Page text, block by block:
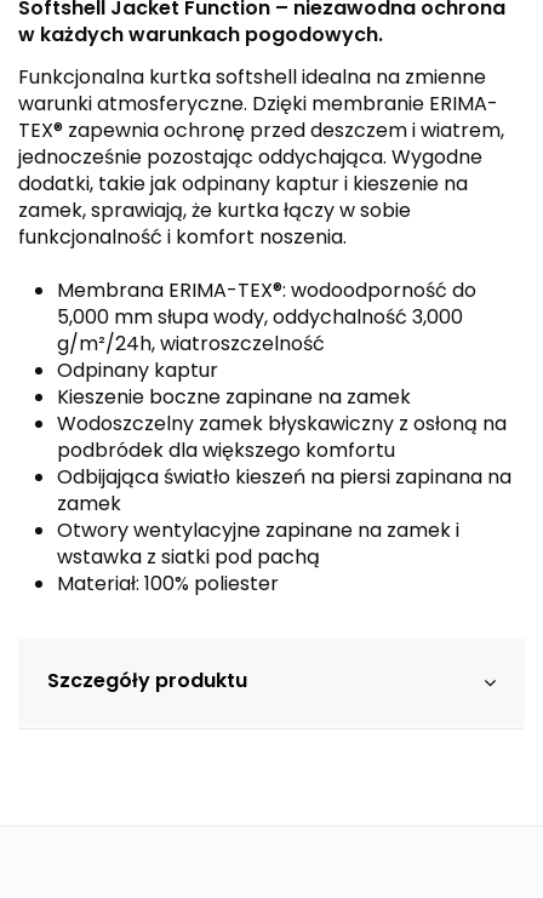
Softshell Jacket Function – niezawodna ochrona
w każdych warunkach pogodowych.
Funkcjonalna kurtka softshell idealna na zmienne
warunki atmosferyczne. Dzięki membranie ERIMA-
TEX® zapewnia ochronę przed deszczem i wiatrem,
jednocześnie pozostając oddychająca. Wygodne
dodatki, takie jak odpinany kaptur i kieszenie na
zamek, sprawiają, że kurtka łączy w sobie
funkcjonalność i komfort noszenia.
Membrana ERIMA-TEX®: wodoodporność do
5,000 mm słupa wody, oddychalność 3,000
g/m²/24h, wiatroszczelność
Odpinany kaptur
Kieszenie boczne zapinane na zamek
Wodoszczelny zamek błyskawiczny z osłoną na
podbródek dla większego komfortu
Odbijająca światło kieszeń na piersi zapinana na
zamek
Otwory wentylacyjne zapinane na zamek i
wstawka z siatki pod pachą
Materiał: 100% poliester
Szczegóły produktu